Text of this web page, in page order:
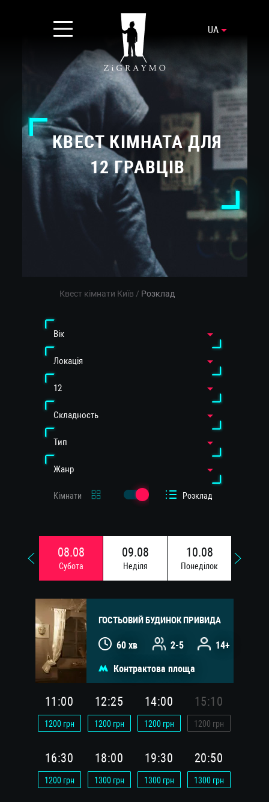
UA
КВЕСТ КІМНАТА ДЛЯ
12 ГРАВЦІВ
Квест кімнати Київ / Розклад
Вiк
Локація
12
Cкладность
Тип
Жанр
Кімнати Розклад
08.08
Субота
09.08
Недiля
10.08
Понедiлок
ГОСТЬОВИЙ БУДИНОК ПРИВИДА
60 хв 2-5 14+
Контрактова площа
11:00
1200грн
12:25
1200грн
14:00
1200грн
15:10
1200 грн
16:30
1200грн
18:00
1300грн
19:30
1300грн
20:50
1300грн